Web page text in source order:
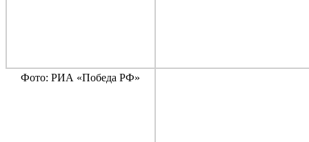
Фото: РИА «Победа РФ»